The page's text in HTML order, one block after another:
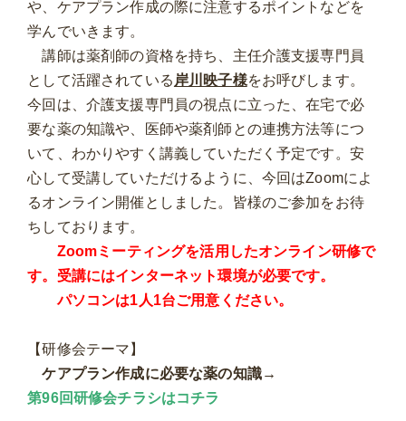
や、ケアプラン作成の際に注意するポイントなどを
学んでいきます。
講師は薬剤師の資格を持ち、主任介護支援専門員
として活躍されている 岸川映子様をお呼びします。
今回は、介護支援専門員の視点に立った、在宅で必
要な薬の知識や、医師や薬剤師との連携方法等につ
いて、わかりやすく講義していただく予定です。安
心して受講していただけるように、今回はZoomによ
るオンライン開催としました。皆様のご参加をお待
ちしております。
Zoomミーティングを活用したオンライン研修で
す。受講にはインターネット環境が必要です。
パソコンは1人1台ご用意ください。
【研修会テーマ】
ケアプラン作成に必要な薬の知識→
第96回研修会チラシはコチラ